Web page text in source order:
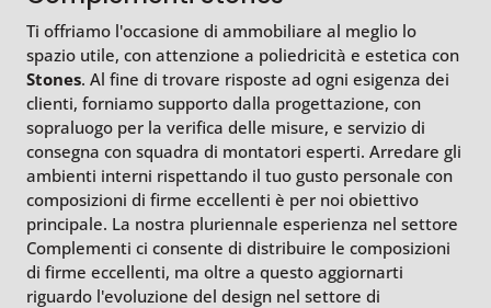
Ti offriamo l'occasione di ammobiliare al meglio lo
spazio utile, con attenzione a poliedricità e estetica con
Stones. Al fine di trovare risposte ad ogni esigenza dei
clienti, forniamo supporto dalla progettazione, con
sopraluogo per la verifica delle misure, e servizio di
consegna con squadra di montatori esperti. Arredare gli
ambienti interni rispettando il tuo gusto personale con
composizioni di firme eccellenti è per noi obiettivo
principale. La nostra pluriennale esperienza nel settore
Complementi ci consente di distribuire le composizioni
di firme eccellenti, ma oltre a questo aggiornarti
riguardo l'evoluzione del design nel settore di